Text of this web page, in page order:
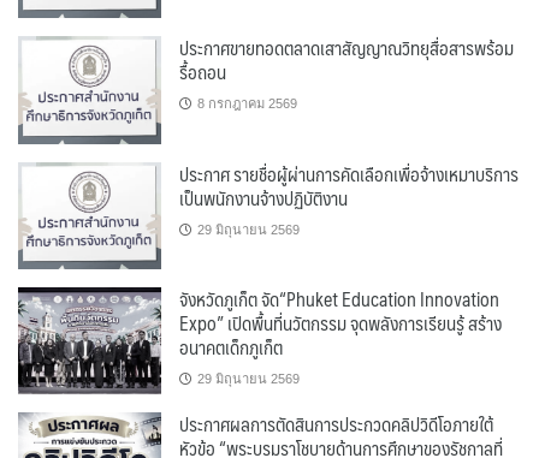
ประกาศขายทอดตลาดเสาสัญญาณวิทยุสื่อสารพร้อม
รื้อถอน
8 กรกฎาคม 2569
ประกาศ รายชื่อผู้ผ่านการคัดเลือกเพื่อจ้างเหมาบริการ
เป็นพนักงานจ้างปฏิบัติงาน
29 มิถุนายน 2569
จังหวัดภูเก็ต จัด“Phuket Education Innovation
Expo” เปิดพื้นที่นวัตกรรม จุดพลังการเรียนรู้ สร้าง
อนาคตเด็กภูเก็ต
29 มิถุนายน 2569
ประกาศผลการตัดสินการประกวดคลิปวิดีโอภายใต้
หัวข้อ “พระบรมราโชบายด้านการศึกษาของรัชกาลที่